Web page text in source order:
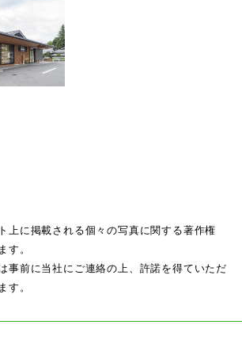
上に掲載される個々の写真に関する著作権
す。
事前に当社にご連絡の上、許諾を得ていただ
す。